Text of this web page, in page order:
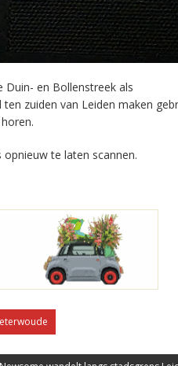
Duin- en Bollenstreek als
zuiden van Leiden maken
te laten scannen.